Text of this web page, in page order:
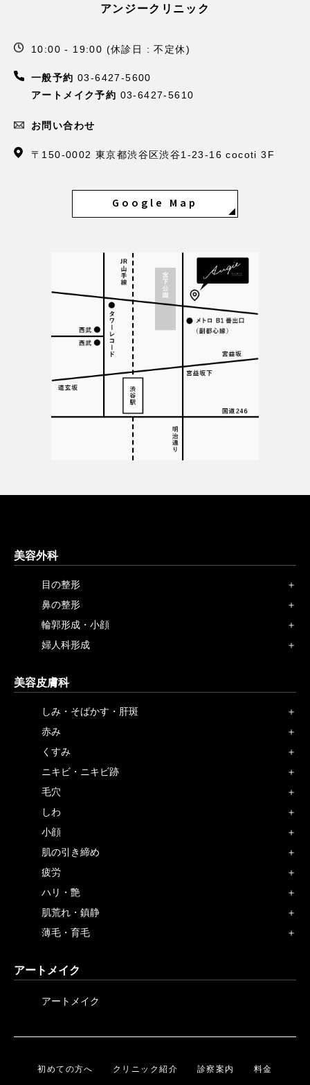
アンジークリニック
10:00 - 19:00 (休診日 : 不定休)
一般予約 03-6427-5600
アートメイク予約 03-6427-5610
お問い合わせ
〒150-0002 東京都渋谷区渋谷1-23-16 cocoti 3F
Google Map
美容外科
目の整形
鼻の整形
輪郭形成・小顔
婦人科形成
美容皮膚科
しみ・そばかす・肝斑
赤み
くすみ
ニキビ・ニキビ跡
毛穴
しわ
小顔
肌の引き締め
疲労
ハリ・艶
肌荒れ・鎮静
薄毛・育毛
アートメイク
アートメイク
初めての方へ クリニック紹介 診察案内 料金